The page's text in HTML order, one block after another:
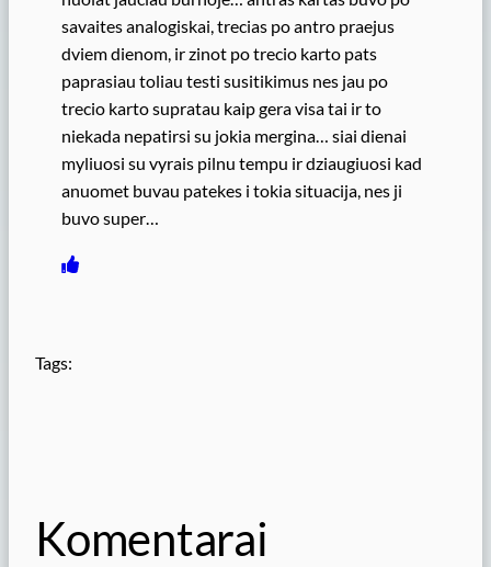
savaites analogiskai, trecias po antro praejus
dviem dienom, ir zinot po trecio karto pats
paprasiau toliau testi susitikimus nes jau po
trecio karto supratau kaip gera visa tai ir to
niekada nepatirsi su jokia mergina… siai dienai
myliuosi su vyrais pilnu tempu ir dziaugiuosi kad
anuomet buvau patekes i tokia situacija, nes ji
buvo super…
Tags:
Komentarai